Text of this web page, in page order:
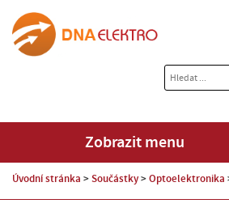
Zobrazit menu
Úvodní stránka Součástky Optoelektronika